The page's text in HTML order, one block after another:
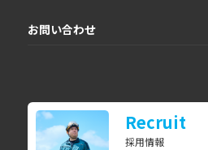
お問い合わせ
Recruit
採用情報